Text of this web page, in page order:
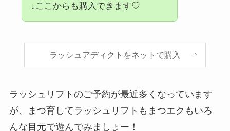
↓ここからも購入できます♡
ラッシュアディクトをネットで購入
ラッシュリフトのご予約が最近多くなっています
が、まつ育してラッシュリフトもまつエクもいろ
んな目元で遊んでみましょー！